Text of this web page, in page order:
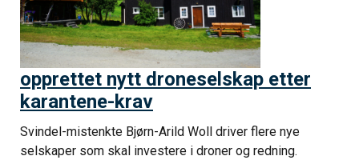
opprettet nytt droneselskap etter
karantene-krav
Svindel-mistenkte Bjørn-Arild Woll driver flere nye
selskaper som skal investere i droner og redning.